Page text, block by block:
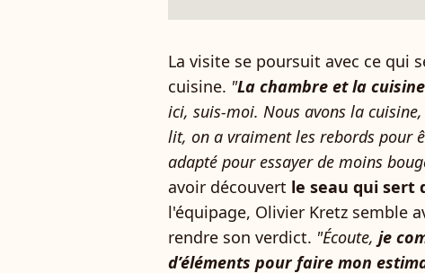
La visite se poursuit avec ce qui
cuisine. "La chambre et la
ici, suis-moi. Nous avons la cuisine,
lit, on a vraiment les rebords pour
adapté pour essayer de moins
avoir découvert le seau qui sert
l'équipage, Olivier Kretz semble
rendre son verdict. "Écoute, je
d’éléments pour faire mon